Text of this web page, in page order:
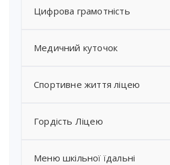
Цифрова грамотність
Медичний куточок
Спортивне життя ліцею
Гордість Ліцею
Меню шкільної їдальні